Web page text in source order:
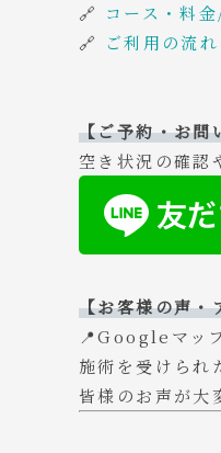
🔗 コース・料
🔗 ご利用の流
【ご予約・お問
空き状況の確
【お客様の声・
📍Googleマッ
施術を受けられ
皆様のお声が大